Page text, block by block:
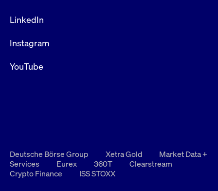
LinkedIn
Instagram
YouTube
Deutsche Börse Group Xetra Gold
Market Data +
Services
Eurex 360T
Clearstream
Crypto Finance
ISS STOXX